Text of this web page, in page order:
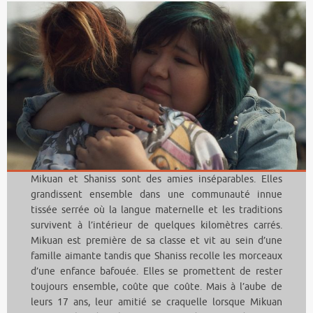
Mikuan et Shaniss sont des amies inséparables. Elles
grandissent ensemble dans une communauté innue
tissée serrée où la langue maternelle et les traditions
survivent à l’intérieur de quelques kilomètres carrés.
Mikuan est première de sa classe et vit au sein d’une
famille aimante tandis que Shaniss recolle les morceaux
d’une enfance bafouée. Elles se promettent de rester
toujours ensemble, coûte que coûte. Mais à l’aube de
leurs 17 ans, leur amitié se craquelle lorsque Mikuan